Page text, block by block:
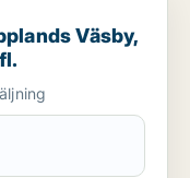
Vallentuna eller
Väsby,